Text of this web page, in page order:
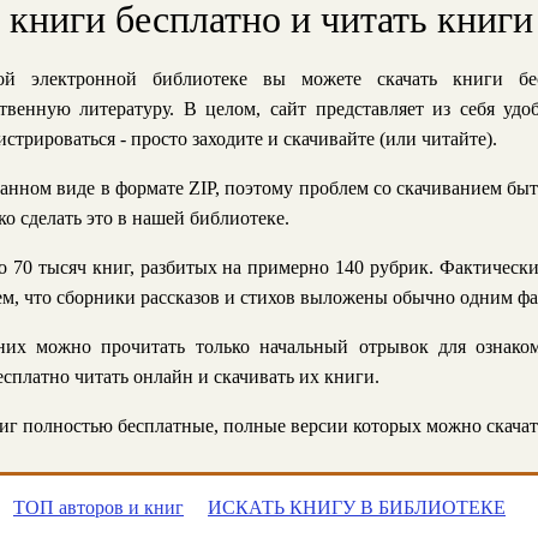
книги бесплатно и читать
электронной библиотеке вы можете скачать книги
литературу. В целом, сайт представляет из себя
- просто заходите и скачивайте (или читайте).
виде в формате ZIP, поэтому проблем со скачиванием
сделать это в нашей библиотеке.
тысяч книг, разбитых на примерно 140 рубрик.
что сборники рассказов и стихов выложены обычно одним
можно прочитать только начальный отрывок для
читать онлайн и скачивать их книги.
полностью бесплатные, полные версии которых можно
ТОП авторов и книг ИСКАТЬ КНИГУ В БИБЛИОТЕКЕ